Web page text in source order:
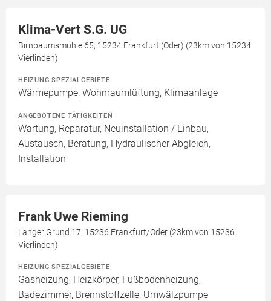
Klima-Vert S.G. UG
Birnbaumsmühle 65, 15234 Frankfurt (Oder) (23km von 15234
Vierlinden)
HEIZUNG SPEZIALGEBIETE
Wärmepumpe, Wohnraumlüftung, Klimaanlage
ANGEBOTENE TÄTIGKEITEN
Wartung, Reparatur, Neuinstallation / Einbau,
Austausch, Beratung, Hydraulischer Abgleich,
Installation
Frank Uwe Rieming
Langer Grund 17, 15236 Frankfurt/Oder (23km von 15236
Vierlinden)
HEIZUNG SPEZIALGEBIETE
Gasheizung, Heizkörper, Fußbodenheizung,
Badezimmer, Brennstoffzelle, Umwälzpumpe